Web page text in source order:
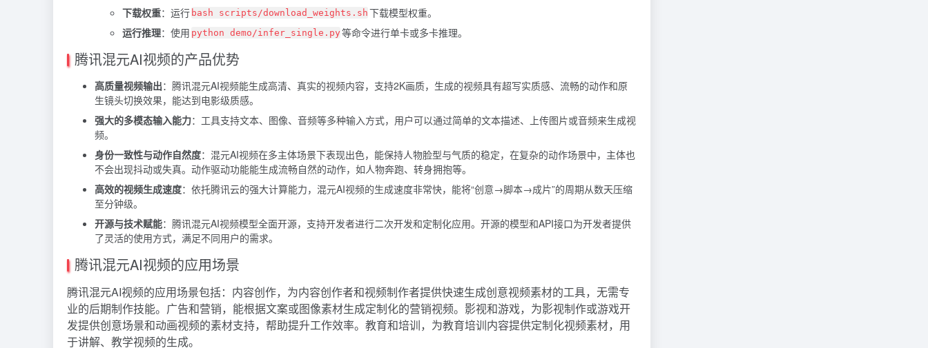
下载权重：运行 bash scripts/download_weights.sh 下载模型权重。
运行推理：使用 python demo/infer_single.py 等命令进行单卡或多卡推理。
腾讯混元AI视频的产品优势
高质量视频输出：腾讯混元AI视频能生成高清、真实的视频内容，支持2K画质，生成的视频具有超写实质感、流畅的动作和原
生镜头切换效果，能达到电影级质感。
强大的多模态输入能力：工具支持文本、图像、音频等多种输入方式，用户可以通过简单的文本描述、上传图片或音频来生成视
频。
身份一致性与动作自然度：混元AI视频在多主体场景下表现出色，能保持人物脸型与气质的稳定，在复杂的动作场景中，主体也
不会出现抖动或失真。动作驱动功能能生成流畅自然的动作，如人物奔跑、转身拥抱等。
高效的视频生成速度：依托腾讯云的强大计算能力，混元AI视频的生成速度非常快，能将“创意→脚本→成片”的周期从数天压缩
至分钟级。
开源与技术赋能：腾讯混元AI视频模型全面开源，支持开发者进行二次开发和定制化应用。开源的模型和API接口为开发者提供
了灵活的使用方式，满足不同用户的需求。
腾讯混元AI视频的应用场景
腾讯混元AI视频的应用场景包括：内容创作，为内容创作者和视频制作者提供快速生成创意视频素材的工具，无需专
业的后期制作技能。广告和营销，能根据文案或图像素材生成定制化的营销视频。影视和游戏，为影视制作或游戏开
发提供创意场景和动画视频的素材支持，帮助提升工作效率。教育和培训，为教育培训内容提供定制化视频素材，用
于讲解、教学视频的生成。